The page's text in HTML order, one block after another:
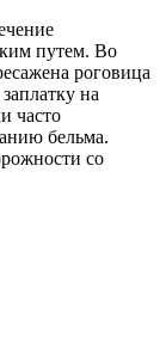
путем. Во
роговица
на
часто
бельма.
со